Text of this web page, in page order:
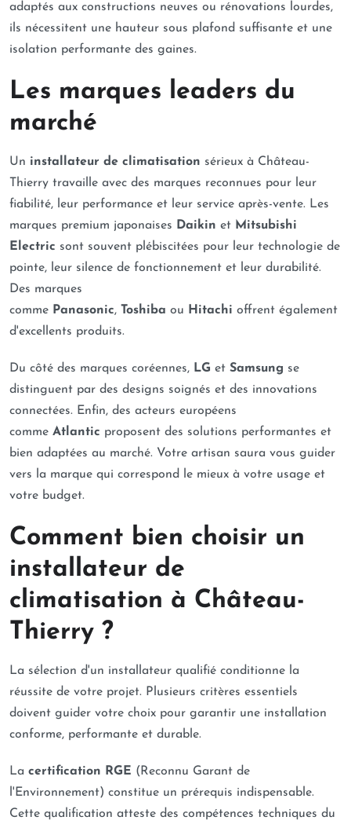
adaptés aux constructions neuves ou rénovations lourdes,
ils nécessitent une hauteur sous plafond suffisante et une
isolation performante des gaines.
Les marques leaders du
marché
Un installateur de climatisation sérieux à Château-
Thierry travaille avec des marques reconnues pour leur
fiabilité, leur performance et leur service après-vente. Les
marques premium japonaises Daikin et Mitsubishi
Electric sont souvent plébiscitées pour leur technologie de
pointe, leur silence de fonctionnement et leur durabilité.
Des marques
comme Panasonic, Toshiba ou Hitachi offrent également
d'excellents produits.
Du côté des marques coréennes, LG et Samsung se
distinguent par des designs soignés et des innovations
connectées. Enfin, des acteurs européens
comme Atlantic proposent des solutions performantes et
bien adaptées au marché. Votre artisan saura vous guider
vers la marque qui correspond le mieux à votre usage et
votre budget.
Comment bien choisir un
installateur de
climatisation à Château-
Thierry ?
La sélection d'un installateur qualifié conditionne la
réussite de votre projet. Plusieurs critères essentiels
doivent guider votre choix pour garantir une installation
conforme, performante et durable.
La certification RGE (Reconnu Garant de
l'Environnement) constitue un prérequis indispensable.
Cette qualification atteste des compétences techniques du